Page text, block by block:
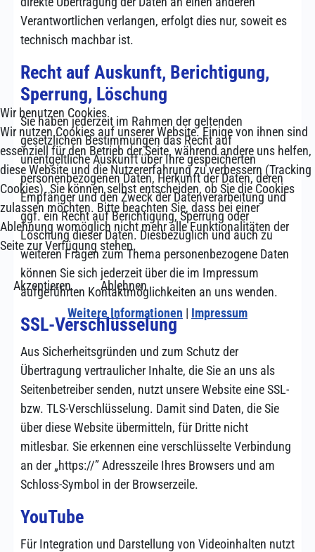
Verantwortlichen verlangen, erfolgt dies nur, soweit es
technisch machbar ist.
Recht auf Auskunft, Berichtigung,
Sperrung, Löschung
Sie haben jederzeit im Rahmen der geltenden
gesetzlichen Bestimmungen das Recht auf
unentgeltliche Auskunft über Ihre gespeicherten
personenbezogenen Daten, Herkunft der Daten, deren
Empfänger und den Zweck der Datenverarbeitung und
ggf. ein Recht auf Berichtigung, Sperrung oder
Löschung dieser Daten. Diesbezüglich und auch zu
weiteren Fragen zum Thema personenbezogene Daten
können Sie sich jederzeit über die im Impressum
aufgeführten Kontaktmöglichkeiten an uns wenden.
SSL-Verschlüsselung
Aus Sicherheitsgründen und zum Schutz der
Übertragung vertraulicher Inhalte, die Sie an uns als
Seitenbetreiber senden, nutzt unsere Website eine SSL-
bzw. TLS-Verschlüsselung. Damit sind Daten, die Sie
über diese Website übermitteln, für Dritte nicht
mitlesbar. Sie erkennen eine verschlüsselte Verbindung
an der „https://” Adresszeile Ihres Browsers und am
Schloss-Symbol in der Browserzeile.
YouTube
Für Integration und Darstellung von Videoinhalten nutzt
Wir benutzen Cookies
Wir nutzen Cookies auf unserer Website. Einige von ihnen sind
essenziell für den Betrieb der Seite, während andere uns helfen,
diese Website und die Nutzererfahrung zu verbessern (Tracking
Cookies). Sie können selbst entscheiden, ob Sie die Cookies
zulassen möchten. Bitte beachten Sie, dass bei einer
Ablehnung womöglich nicht mehr alle Funktionalitäten der
Seite zur Verfügung stehen.
Akzeptieren
Ablehnen
Weitere Informationen | Impressum